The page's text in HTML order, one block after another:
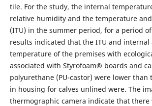
tile. For the study, the internal
relative humidity and the temperature
(ITU) in the summer period, for a period
results indicated that the ITU and internal
temperature of the premises with
associated with Styrofoam® boards and
polyurethane (PU-castor) were lower than
in housing for calves unlined were. The
thermographic camera indicate that there